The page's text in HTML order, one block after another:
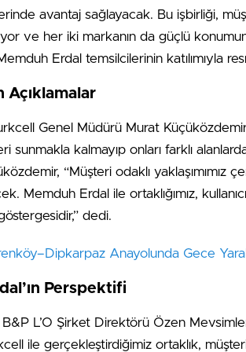
avantaj sağlayacak. Bu işbirliği,
ve her iki markanın da güçlü
Erdal temsilcilerinin katılımıyla
Açıklamalar
Genel Müdürü Murat
sunmakla kalmayıp onları farklı
“Müşteri odaklı
Memduh Erdal ile ortaklığımız,
dedi.
Anayolunda Gece
Perspektifi
L’O Şirket Direktörü Özen
ile gerçekleştirdiğimiz ortaklık,